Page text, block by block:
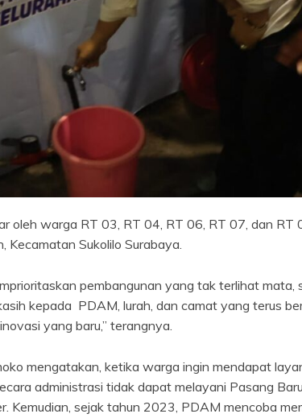
oleh warga RT 03, RT 04, RT 06, RT 07, dan RT
Sukolilo Surabaya.
pembangunan yang tak terlihat mata,
kepada PDAM, lurah, dan camat yang terus
yang baru,” terangnya.
mengatakan, ketika warga ingin mendapat
administrasi tidak dapat melayani Pasang
Kemudian, sejak tahun 2023, PDAM mencoba